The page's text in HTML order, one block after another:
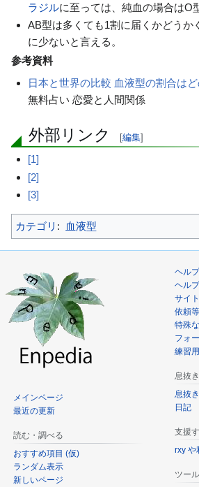
ラジルに至っては、純血の場合はO
AB型は多くても1割に届くかどうか
に少ないと言える。
参考資料
日本と世界の比較 血液型の割合は
無料占い 恋愛と人間関係
外部リンク [編集]
[1]
[2]
[3]
カテゴリ : 血液型
メインページ
最近の更新
読む・調べる
おすすめ項目 (仮)
ランダム表示
新しいページ
ヘル
ヘル
サイ
依頼等
特殊
フォ
練習
息抜
息抜
日記
支援
rxy や
ツール